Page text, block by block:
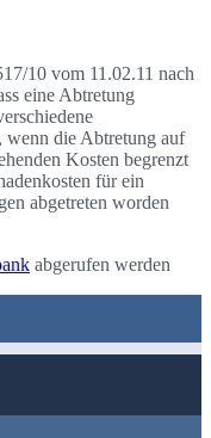
10 vom 11.02.11 nach
eine Abtretung
wenn die Abtretung auf
Kosten begrenzt
für ein
abgetreten worden
abgerufen werden